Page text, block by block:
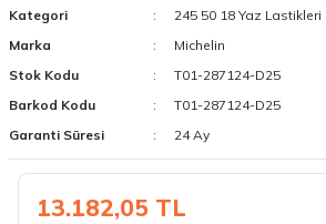
19 Lastikler
Kategori
245 50 18 Yaz Lastikleri
Marka
Michelin
Stok Kodu
T01-287124-D25
Barkod Kodu
T01-287124-D25
Garanti Süresi
24 Ay
13.182,05 TL